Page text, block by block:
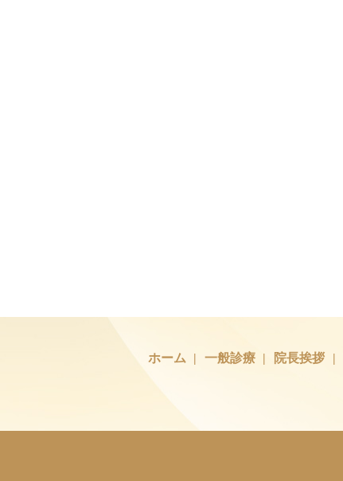
ホーム 一般診療 院長挨拶